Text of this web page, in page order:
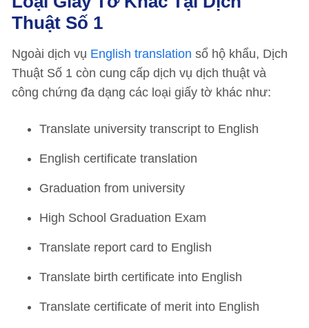
Thuật Số 1
Ngoài dịch vụ English translation sổ hộ khẩu, Dịch
Thuật Số 1 còn cung cấp dịch vụ dịch thuật và
công chứng đa dạng các loại giấy tờ khác như:
Translate university transcript to English
English certificate translation
Graduation from university
High School Graduation Exam
Translate report card to English
Translate birth certificate into English
Translate certificate of merit into English